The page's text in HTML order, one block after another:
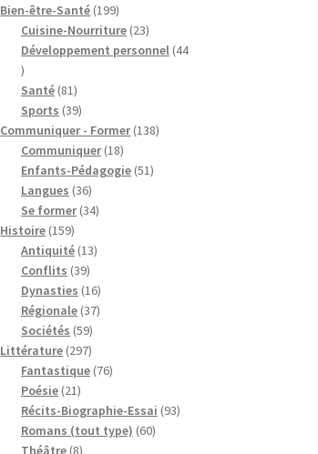
produits
Bien-être-Santé 199199
produits
Cuisine-Nourriture 2323
produits
Développement personnel 44
44
produits
Santé 8181
produits
Sports 3939
produits
Communiquer - Former 138138
Communiquer 1818
produits
Enfants-Pédagogie 5151
Langues 3636
produits
Se former 3434
Histoire 159159
produits
Antiquité 1313
Conflits 3939
produits
Dynasties 1616
produits
Régionale 3737
Sociétés 5959
produits
Littérature 297297
produits
Fantastique 7676
Poésie 2121
produits
Récits-Biographie-Essai 9393
Romans (tout type) 6060
Théâtre 88